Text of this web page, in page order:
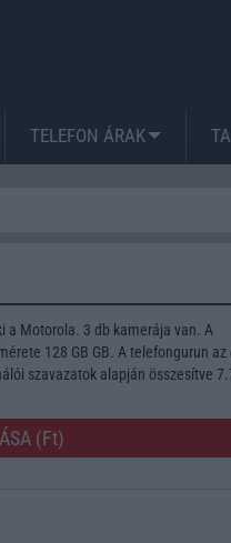
TELEFON ÁRAK
a Motorola. 3 db kamerája van. A
128 GB GB. A telefongurun
szavazatok alapján összesítve
(Ft)